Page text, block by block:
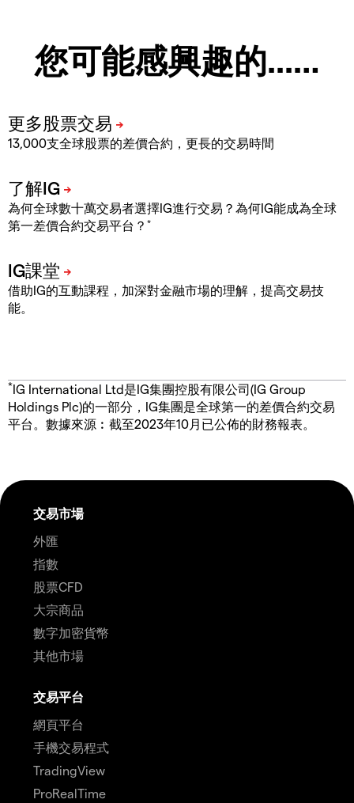
您可能感興趣的...…
13,000支全球股票的差價合約，更長的交易時間
為何全球數十萬交易者選擇IG進行交易？為何IG能成為全球
第一差價合約交易平台？ *
借助IG的互動課程，加深對金融市場的理解，提高交易技
能。
*IG International Ltd是IG集團控股有限公司(IG Group
Holdings Plc)的一部分，IG集團是全球第一的差價合約交易
平台。數據來源︰截至2023年10月已公佈的財務報表。
交易市場
外匯
指數
股票CFD
大宗商品
數字加密貨幣
其他市場
交易平台
網頁平台
手機交易程式
TradingView
ProRealTime